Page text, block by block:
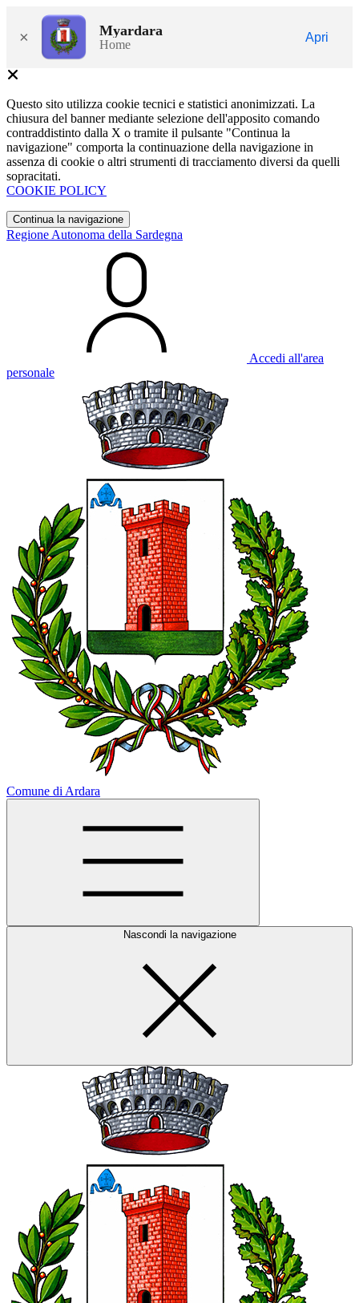
× Myardara
Home
Apri
Questo sito utilizza cookie tecnici e statistici anonimizzati. La
chiusura del banner mediante selezione dell'apposito comando
contraddistinto dalla X o tramite il pulsante "Continua la
navigazione" comporta la continuazione della navigazione in
assenza di cookie o altri strumenti di tracciamento diversi da quelli
sopracitati.
COOKIE POLICY
Continua la navigazione
Regione Autonoma della Sardegna
Accedi all'area
personale
Comune di Ardara
Nascondi la navigazione